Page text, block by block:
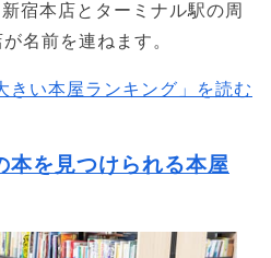
宿本店とターミナル駅の周
名前を連ねます。
きい本屋ランキング」を読む
本を見つけられる本屋